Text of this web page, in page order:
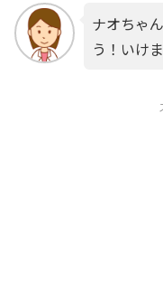
ナオちゃ
う！いけ